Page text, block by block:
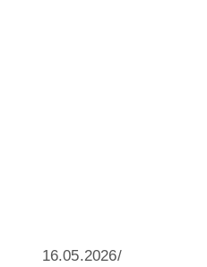
16.05.2026/